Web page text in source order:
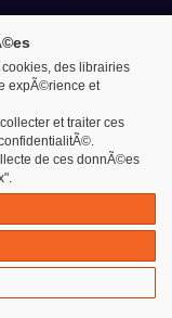
numériques
des librairies
expÃ©rience et
et traiter ces
de ces donnÃ©es